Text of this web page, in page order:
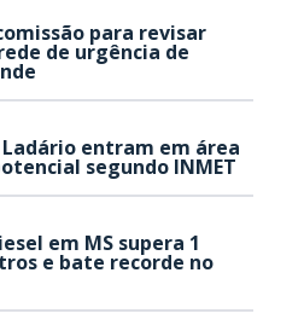
para revisar
de urgência de
entram em área
segundo INMET
em MS supera 1
e bate recorde no